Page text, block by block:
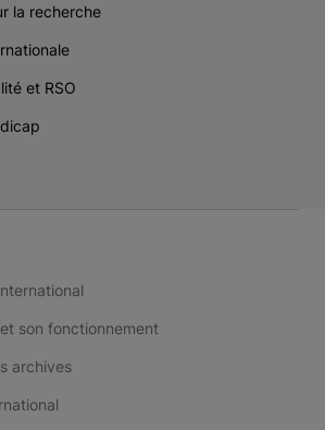
la recherche
et RSO
son fonctionnement
archives